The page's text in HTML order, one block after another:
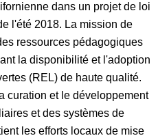
dans un projet de loi
l'été 2018. La mission de
ressources pédagogiques
la disponibilité et l'adoption
(REL) de haute qualité.
curation et le développement
et des systèmes de
les efforts locaux de mise